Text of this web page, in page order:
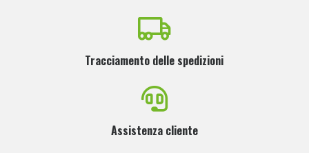
Tracciamento delle spedizioni
Assistenza cliente